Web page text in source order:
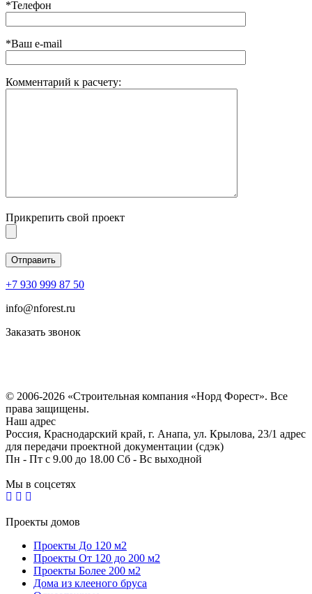
*Телефон
*Ваш e-mail
Комментарий к расчету:
Прикрепить свой проект
+7 930 999 87 50
info@nforest.ru
Заказать звонок
© 2006-2026 «Строительная компания «Норд Форест». Все
права защищены.
Наш адрес
Россия, Краснодарский край, г. Анапа, ул. Крылова, 23/1 адрес
для передачи проектной документации (сдэк)
Пн - Пт с 9.00 до 18.00 Сб - Вс выходной
Мы в соцсетях
Проекты домов
Проекты До 120 м2
Проекты От 120 до 200 м2
Проекты Более 200 м2
Дома из клееного бруса